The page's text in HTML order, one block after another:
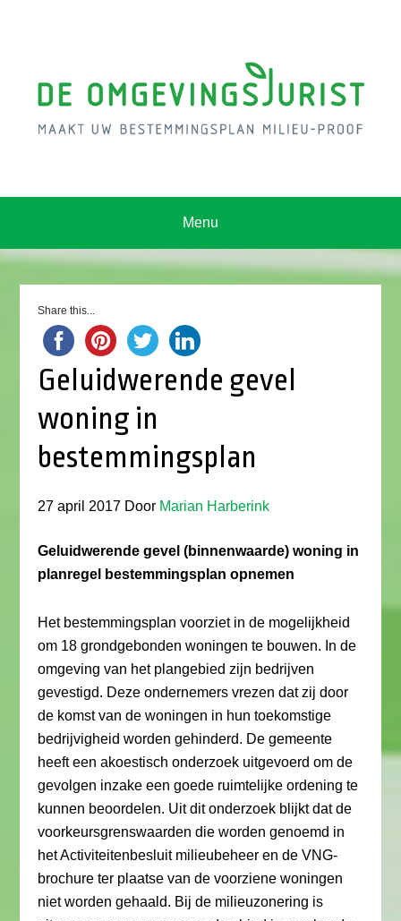
Menu
Share this...
Geluidwerende gevel
woning in
bestemmingsplan
27 april 2017 Door Marian Harberink
Geluidwerende gevel (binnenwaarde) woning in
planregel bestemmingsplan opnemen
Het bestemmingsplan voorziet in de mogelijkheid
om 18 grondgebonden woningen te bouwen. In de
omgeving van het plangebied zijn bedrijven
gevestigd. Deze ondernemers vrezen dat zij door
de komst van de woningen in hun toekomstige
bedrijvigheid worden gehinderd. De gemeente
heeft een akoestisch onderzoek uitgevoerd om de
gevolgen inzake een goede ruimtelijke ordening te
kunnen beoordelen. Uit dit onderzoek blijkt dat de
voorkeursgrenswaarden die worden genoemd in
het Activiteitenbesluit milieubeheer en de VNG-
brochure ter plaatse van de voorziene woningen
niet worden gehaald. Bij de milieuzonering is